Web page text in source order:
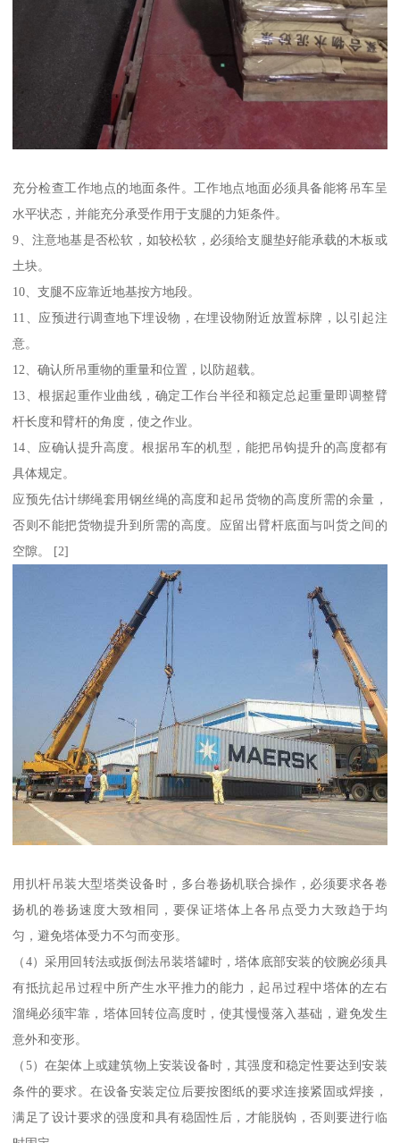
充分检查工作地点的地面条件。工作地点地面必须具备能将吊车呈
水平状态，并能充分承受作用于支腿的力矩条件。
9、注意地基是否松软，如较松软，必须给支腿垫好能承载的木板或
土块。
10、支腿不应靠近地基按方地段。
11、应预进行调查地下埋设物，在埋设物附近放置标牌，以引起注
意。
12、确认所吊重物的重量和位置，以防超载。
13、根据起重作业曲线，确定工作台半径和额定总起重量即调整臂
杆长度和臂杆的角度，使之作业。
14、应确认提升高度。根据吊车的机型，能把吊钩提升的高度都有
具体规定。
应预先估计绑绳套用钢丝绳的高度和起吊货物的高度所需的余量，
否则不能把货物提升到所需的高度。应留出臂杆底面与叫货之间的
空隙。 [2]
用扒杆吊装大型塔类设备时，多台卷扬机联合操作，必须要求各卷
扬机的卷扬速度大致相同，要保证塔体上各吊点受力大致趋于均
匀，避免塔体受力不匀而变形。
（4）采用回转法或扳倒法吊装塔罐时，塔体底部安装的铰腕必须具
有抵抗起吊过程中所产生水平推力的能力，起吊过程中塔体的左右
溜绳必须牢靠，塔体回转位高度时，使其慢慢落入基础，避免发生
意外和变形。
（5）在架体上或建筑物上安装设备时，其强度和稳定性要达到安装
条件的要求。在设备安装定位后要按图纸的要求连接紧固或焊接，
满足了设计要求的强度和具有稳固性后，才能脱钩，否则要进行临